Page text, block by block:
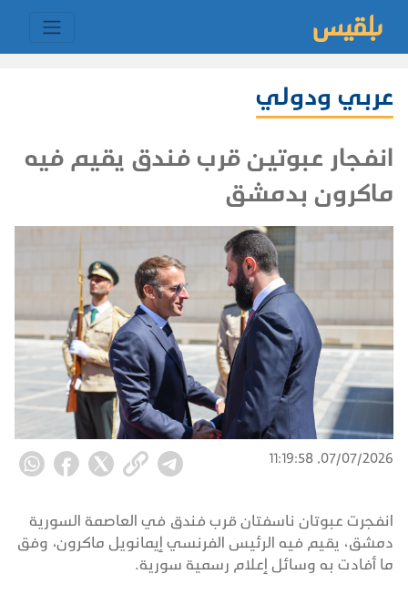
عربي ودولي
انفجار عبوتين قرب فندق يقيم فيه
ماكرون بدمشق
07/07/2026, 11:19:58
انفجرت عبوتان ناسفتان قرب فندق في العاصمة السورية
دمشق، يقيم فيه الرئيس الفرنسي إيمانويل ماكرون، وفق
ما أفادت به وسائل إعلام رسمية سورية.